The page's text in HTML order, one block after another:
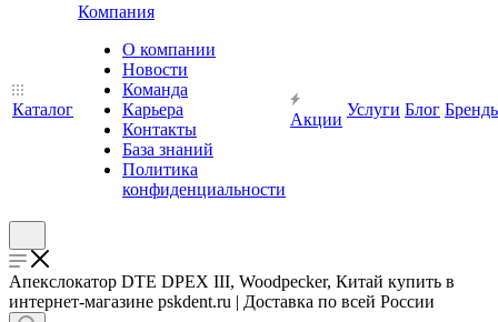
Каталог
Компания
О компании
Новости
Команда
Карьера
Контакты
База знаний
Политика
конфиденциальности
Акции
Услуги Блог
Апекслокатор DTE DPEX III, Woodpecker, Китай купить в
интернет-магазине pskdent.ru | Доставка по всей России